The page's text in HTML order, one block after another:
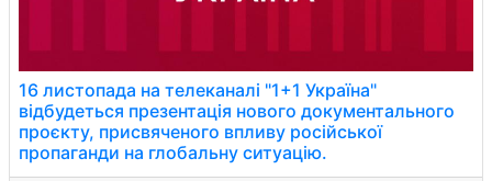
16 листопада на телеканалі "1+1 Україна"
відбудеться презентація нового документального
проєкту, присвяченого впливу російської
пропаганди на глобальну ситуацію.